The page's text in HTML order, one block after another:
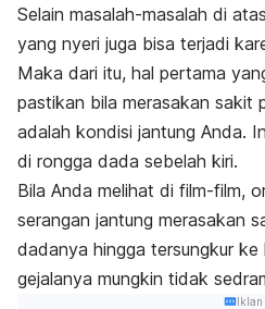
Selain masalah-masalah di
yang nyeri juga bisa terjadi
Maka dari itu, hal pertama
pastikan bila merasakan sakit
adalah kondisi jantung Anda.
di rongga dada sebelah kiri.
Bila Anda melihat di film-film,
serangan jantung merasakan
dadanya hingga tersungkur
gejalanya mungkin tidak
Iklan